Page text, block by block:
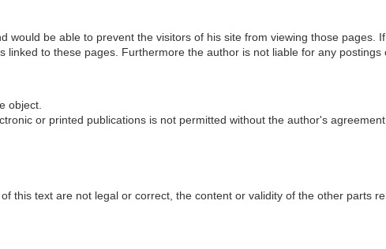
be able to prevent the visitors of his site from viewing those pages.
to these pages. Furthermore the author is not liable for any postings
object.
or printed publications is not permitted without the author's
this text are not legal or correct, the content or validity of the other parts